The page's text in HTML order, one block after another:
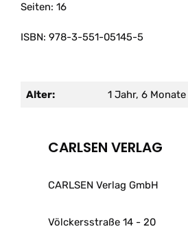
Seiten: 16
ISBN: 978-3-551-05145-5
Alter: 1 Jahr, 6 Monate
CARLSEN VERLAG
CARLSEN Verlag GmbH
Völckersstraße 14 - 20